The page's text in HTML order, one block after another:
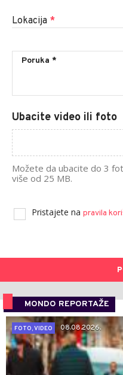
Lokacija *
Ubacite video ili foto
Možete da ubacite do 3
više od 25 MB.
Pristajete na pravila
MONDO REPORTAŽE
FOTO, VIDEO
08.08.2026.